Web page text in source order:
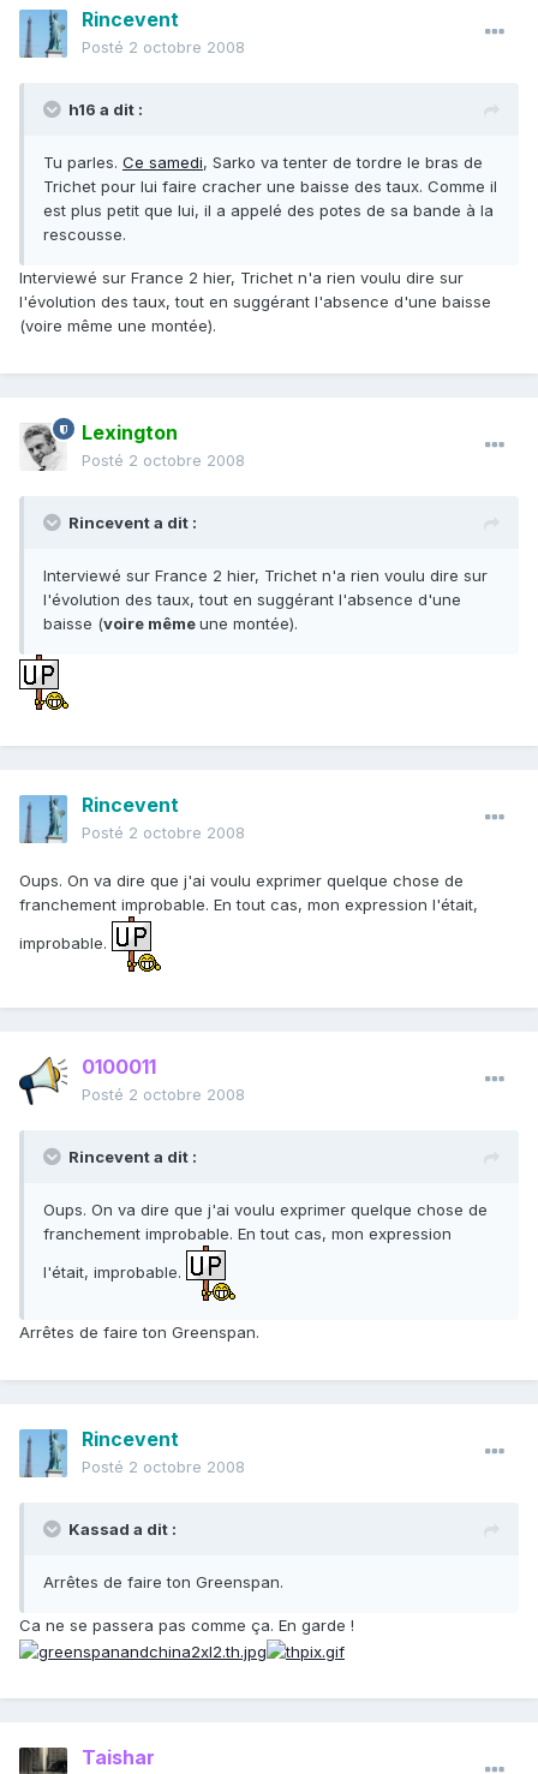
Rincevent
Posté 2 octobre 2008
h16 a dit :
Tu parles. Ce samedi, Sarko va tenter de tordre le bras de
Trichet pour lui faire cracher une baisse des taux. Comme il
est plus petit que lui, il a appelé des potes de sa bande à la
rescousse.
Interviewé sur France 2 hier, Trichet n'a rien voulu dire sur
l'évolution des taux, tout en suggérant l'absence d'une baisse
(voire même une montée).
Lexington
Posté 2 octobre 2008
Rincevent a dit :
Interviewé sur France 2 hier, Trichet n'a rien voulu dire sur
l'évolution des taux, tout en suggérant l'absence d'une
baisse (voire mêmeune montée).
Rincevent
Posté 2 octobre 2008
Oups. On va dire que j'ai voulu exprimer quelque chose de
franchement improbable. En tout cas, mon expression l'était,
improbable.
0100011
Posté 2 octobre 2008
Rincevent a dit :
Oups. On va dire que j'ai voulu exprimer quelque chose de
franchement improbable. En tout cas, mon expression
l'était, improbable.
Arrêtes de faire ton Greenspan.
Rincevent
Posté 2 octobre 2008
Kassad a dit :
Arrêtes de faire ton Greenspan.
Ca ne se passera pas comme ça. En garde !
Taishar